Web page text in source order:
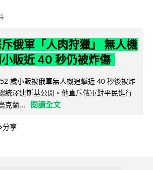
俄軍「人肉狩獵」 無人機
販近 40 秒仍被炸傷
歲小販被俄軍無人機追擊近 40 秒後被炸
統澤連斯基公開。他直斥俄軍對平民進行
克蘭...
閱讀全文
分享